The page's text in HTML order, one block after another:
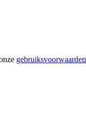
gebruiksvoorwaarden